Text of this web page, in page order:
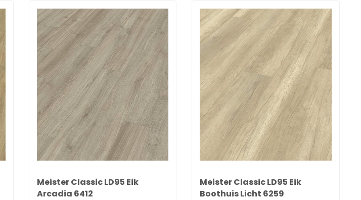
Meister Classic LD95 Eik
Arcadia 6412
Meister Classic LD95 Eik
Boothuis Licht 6259